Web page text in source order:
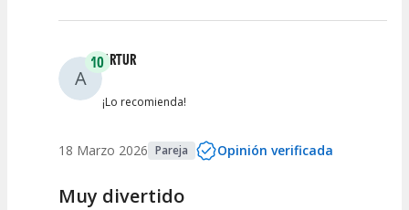
A
10ARTUR
¡Lo recomienda!
18 Marzo 2026 Pareja Opinión verificada
Muy divertido